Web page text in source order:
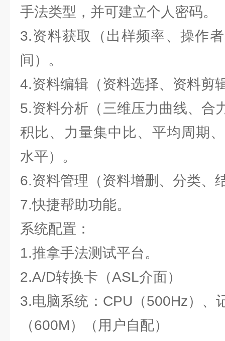
手法类型，并可建立个人密码。
3.资料获取（出样频率、操作
间）。
4.资料编辑（资料选择、资料剪
5.资料分析（三维压力曲线、合
积比、力量集中比、平均周期
水平）。
6.资料管理（资料增删、分类、
7.快捷帮助功能。
系统配置：
1.推拿手法测试平台。
2.A/D转换卡（ASL介面）
3.电脑系统：CPU（500Hz）、
（600M）（用户自配）